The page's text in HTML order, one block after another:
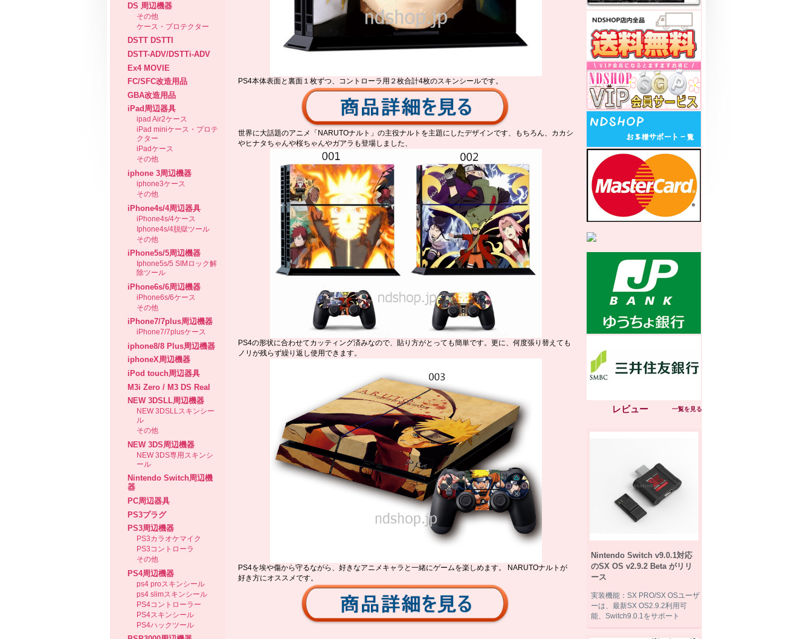
DS 周辺機器
その他
ケース・プロテクター
DSTT DSTTI
DSTT-ADV/DSTTi-ADV
Ex4 MOVIE
FC/SFC改造用品
GBA改造用品
iPad周辺器具
ipad Air2ケース
iPad miniケース・プロテ
クター
iPadケース
その他
iphone 3周辺機器
iphone3ケース
その他
iPhone4s/4周辺器具
iPhone4s/4ケース
Iphone4s/4脱獄ツール
その他
iPhone5s/5周辺機器
Iphone5s/5 SIMロック解
除ツール
iPhone6s/6周辺機器
iPhone6s/6ケース
その他
iPhone7/7plus周辺機器
iPhone7/7plusケース
iphone8/8 Plus周辺機器
iphoneX周辺機器
iPod touch周辺器具
M3i Zero / M3 DS Real
NEW 3DSLL周辺機器
NEW 3DSLLスキンシー
ル
その他
NEW 3DS周辺機器
NEW 3DS専用スキンシ
ール
Nintendo Switch周辺機
器
PC周辺器具
PS3プラグ
PS3周辺機器
PS3カラオケマイク
PS3コントローラ
その他
PS4周辺機器
ps4 proスキンシール
ps4 slimスキンシール
PS4コントローラー
PS4スキンシール
PS4ハックツール
PS4本体表面と裏面１枚ずつ、コントローラ用２枚合計4枚のスキンシールです。
世界に大話題のアニメ「NARUTOナルト」の主役ナルトを主題にしたデザインです、もちろん、カカシ
やヒナタちゃんや桜ちゃんやガアラも登場しました、
PS4の形状に合わせてカッティング済みなので、貼り方がとっても簡単です。更に、何度張り替えても
ノリが残らず繰り返し使用できます。
PS4を埃や傷から守るながら、好きなアニメキャラと一緒にゲームを楽しめます。 NARUTOナルトが
好き方にオススメです。
レビュー 一覧を見る
Nintendo Switch v9.0.1対応
のSX OS v2.9.2 Beta がリリ
ース
実装機能：SX PRO/SX OSユーザ
ーは、最新SX OS2.9.2利用可
能、Switch9.0.1をサポート